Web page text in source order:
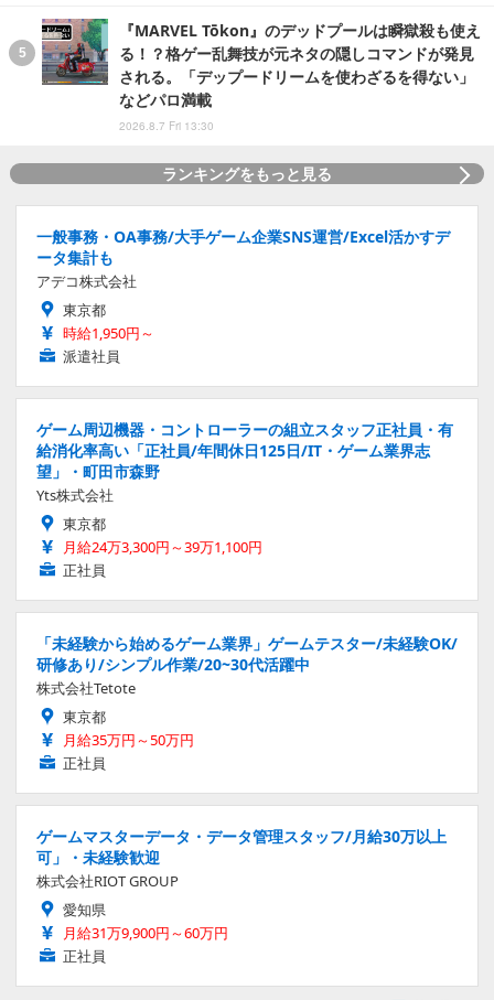
『MARVEL Tōkon』のデッドプールは瞬獄殺も使え
る！？格ゲー乱舞技が元ネタの隠しコマンドが発見
される。「デップードリームを使わざるを得ない」
などパロ満載
2026.8.7 Fri 13:30
ランキングをもっと見る
一般事務・OA事務/大手ゲーム企業SNS運営/Excel活かすデ
ータ集計も
アデコ株式会社
東京都
時給1,950円～
派遣社員
ゲーム周辺機器・コントローラーの組立スタッフ正社員・有
給消化率高い「正社員/年間休日125日/IT・ゲーム業界志
望」・町田市森野
Yts株式会社
東京都
月給24万3,300円～39万1,100円
正社員
「未経験から始めるゲーム業界」ゲームテスター/未経験OK/
研修あり/シンプル作業/20~30代活躍中
株式会社Tetote
東京都
月給35万円～50万円
正社員
ゲームマスターデータ・データ管理スタッフ/月給30万以上
可」・未経験歓迎
株式会社RIOT GROUP
愛知県
月給31万9,900円～60万円
正社員